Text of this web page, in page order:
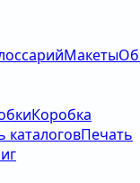
Макеты
Коробка
каталоговПечать